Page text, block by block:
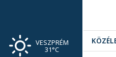
VESZPRÉM
31°C